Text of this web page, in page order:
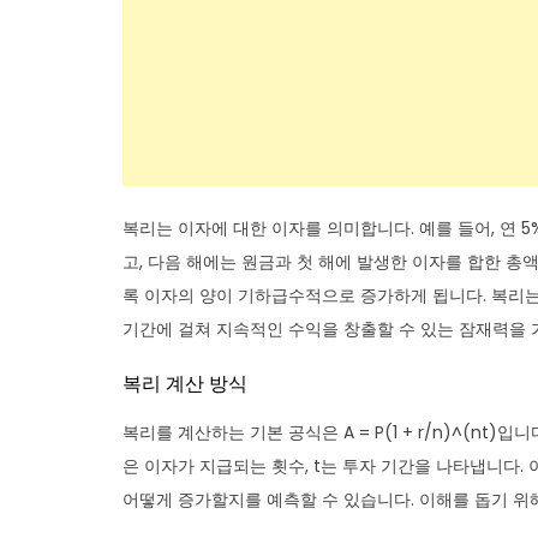
복리는 이자에 대한 이자를 의미합니다. 예를 들어, 연
고, 다음 해에는 원금과 첫 해에 발생한 이자를 합한 총
록 이자의 양이 기하급수적으로 증가하게 됩니다. 복
기간에 걸쳐 지속적인 수익을 창출할 수 있는 잠재력을
복리 계산 방식
복리를 계산하는 기본 공식은 A = P(1 + r/n)^(nt)입니
은 이자가 지급되는 횟수, t는 투자 기간을 나타냅니다.
어떻게 증가할지를 예측할 수 있습니다. 이해를 돕기